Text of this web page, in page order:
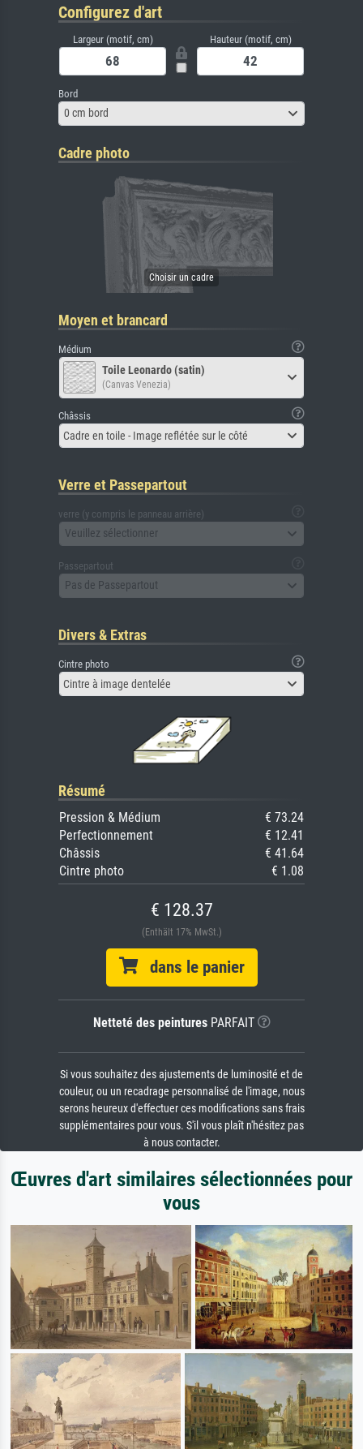
Configurez d'art
Largeur (motif, cm) Hauteur (motif, cm)
Bord
0 cm bord
Cadre photo
Moyen et brancard
Médium
Toile Leonardo (satin)
(Canvas Venezia)
Châssis
Cadre en toile - Image reflétée sur le côté
Verre et Passepartout
verre (y compris le panneau arrière)
Veuillez sélectionner
Passepartout
Pas de Passepartout
Divers & Extras
Cintre photo
Cintre à image dentelée
Résumé
Pression & Médium
€ 73.24
Perfectionnement
€ 12.41
Châssis
€ 41.64
Cintre photo
€ 1.08
€ 128.37
(Enthält 17% MwSt.)
dans le panier
Netteté des peinturesPARFAIT
Si vous souhaitez des ajustements de luminosité et de
couleur, ou un recadrage personnalisé de l'image, nous
serons heureux d'effectuer ces modifications sans frais
supplémentaires pour vous. S'il vous plaît n'hésitez pas
à nous contacter.
Œuvres d'art similaires sélectionnées pour
vous